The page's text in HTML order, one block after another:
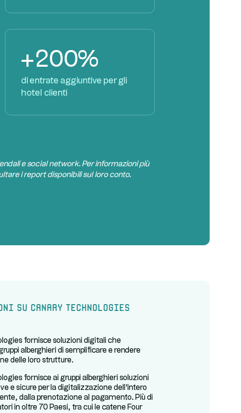
+200%
di entrate aggiuntive per gli
hotel clienti
e social network. Per informazioni più
i report disponibili sul loro conto.
su Canary Technologies
fornisce soluzioni digitali che
alberghieri di semplificare e rendere
delle loro strutture.
fornisce ai gruppi alberghieri soluzioni
e sicure per la digitalizzazione dell'intero
dalla prenotazione al pagamento. Più di
in oltre 70 Paesi, tra cui le catene Four